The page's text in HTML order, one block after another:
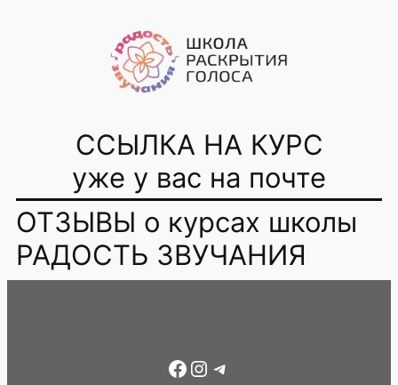
ССЫЛКА НА КУРС
уже у вас на почте
ОТЗЫВЫ о курсах школы
РАДОСТЬ ЗВУЧАНИЯ
Facebook
Instagram
Telegram